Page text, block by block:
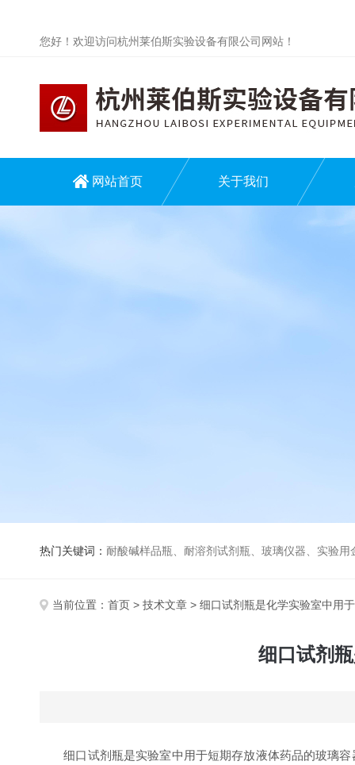
您好！欢迎访问杭州莱伯斯实验设备有限公司网站！
网站首页 关于我们
热门关键词： 耐酸碱样品瓶、耐溶剂试剂瓶、玻璃仪器、实验
当前位置： 首页 > 技术文章 > 细口试剂瓶是化学实验室中用
细口试剂
细口试剂瓶是实验室中用于短期存放液体药品的玻璃容